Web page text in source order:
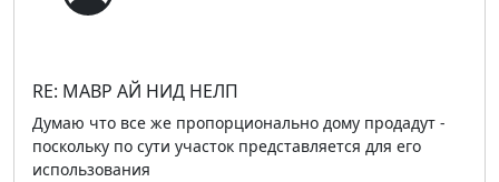
RE: МАВР АЙ НИД НЕЛП
Думаю что все же пропорционально дому продадут -
поскольку по сути участок представляется для его
использования